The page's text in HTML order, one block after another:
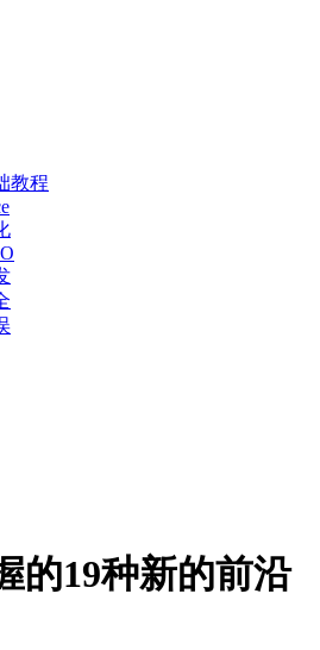
教程
的19种新的前沿